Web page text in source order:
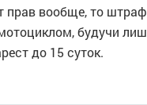
прав вообще, то
будучи
до 15 суток.